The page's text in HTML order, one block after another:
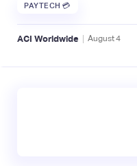
PAYTECH 💳
ACI Worldwide | August4